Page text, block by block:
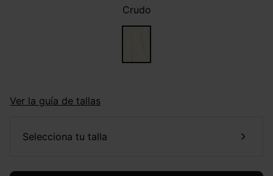
Crudo
Ver la guía de tallas
selecciona tu talla